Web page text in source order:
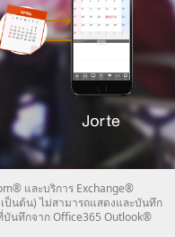
และบริการ Exchange®
ป็นต้น) ไม่สามารถแสดงและบันทึก
บันทึกจาก Office365 Outlook®